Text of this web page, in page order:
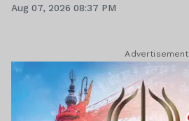
Aug 07, 2026 08:37 PM
Advertisement